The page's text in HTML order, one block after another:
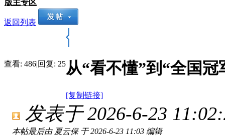
版主专区
返回列表
查看: 486|回复: 25从“看不懂”到“全国
[复制链接]
发表于 2026-6-23
本帖最后由 夏云保 于 2026-6-23 11:03 编辑